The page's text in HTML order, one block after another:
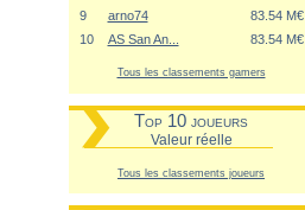
9
arno74
83.54 M€
10
AS San An... 83.54 M€
Tous les classements gamers
Top 10 joueurs
Valeur réelle
Tous les classements joueurs